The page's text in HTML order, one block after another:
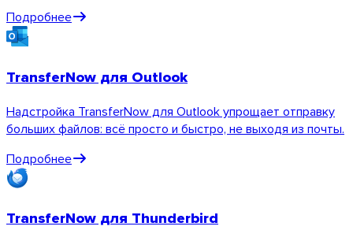
Расширения
Подробнее
TransferNow для Outlook
Надстройка TransferNow для Outlook упрощает отправку
больших файлов: всё просто и быстро, не выходя из почты.
Подробнее
TransferNow для Thunderbird